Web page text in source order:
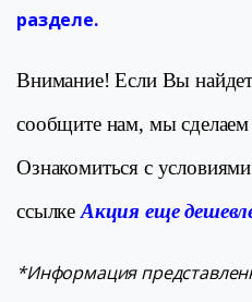
разделе.
Внимание! Если Вы
сообщите нам, мы
Ознакомиться с
ссылкеАкция еще
*Информация